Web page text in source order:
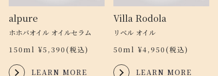
alpure
ホホバオイル オイルセラム
150ml ¥5,390(税込)
LEARN MORE
Villa Rodola
リベル オイル
50ml ¥4,950(税込)
LEARN MORE